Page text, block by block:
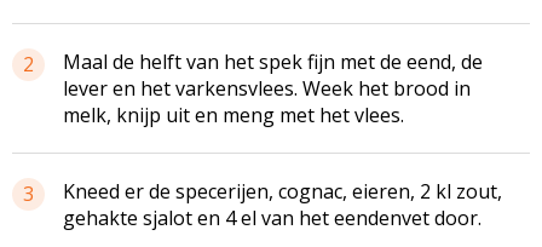
2
Maal de helft van het spek fijn met de eend, de
lever en het varkensvlees. Week het brood in
melk, knijp uit en meng met het vlees.
3
Kneed er de specerijen, cognac, eieren, 2 kl zout,
gehakte sjalot en 4 el van het eendenvet door.